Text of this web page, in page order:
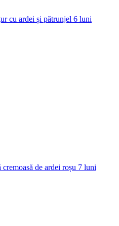
cu ardei și pătrunjel 6 luni
cremoasă de ardei roșu 7 luni